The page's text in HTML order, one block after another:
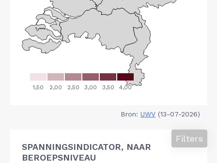
Bron: UWV (13-07-2026)
SPANNINGSINDICATOR, NAAR
BEROEPSNIVEAU
Filters